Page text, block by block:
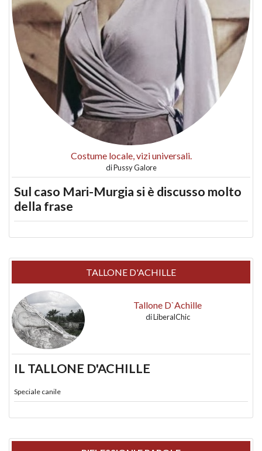
Costume locale, vizi universali.
diPussy Galore
Sul caso Mari-Murgia si è discusso molto
della frase
TALLONE D'ACHILLE
Tallone D`Achille
diLiberalChic
IL TALLONE D'ACHILLE
Speciale canile